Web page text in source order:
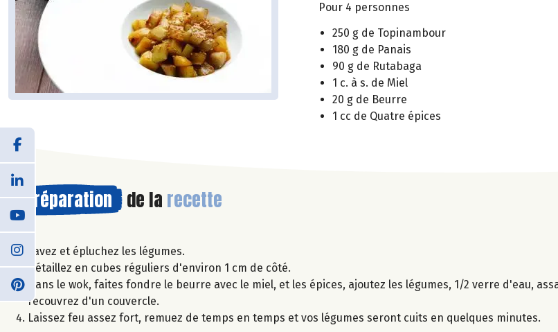
Pour 4 personnes
250 g de Topinambour
180 g de Panais
90 g de Rutabaga
1 c. à s. de Miel
20 g de Beurre
1 cc de Quatre épices
Préparation de la recette
Lavez et épluchez les légumes.
Détaillez en cubes réguliers d'environ 1 cm de côté.
Dans le wok, faites fondre le beurre avec le miel, et les épices, ajoutez les légumes, 1/2 verre d'eau,
recouvrez d'un couvercle.
Laissez feu assez fort, remuez de temps en temps et vos légumes seront cuits en quelques minutes.